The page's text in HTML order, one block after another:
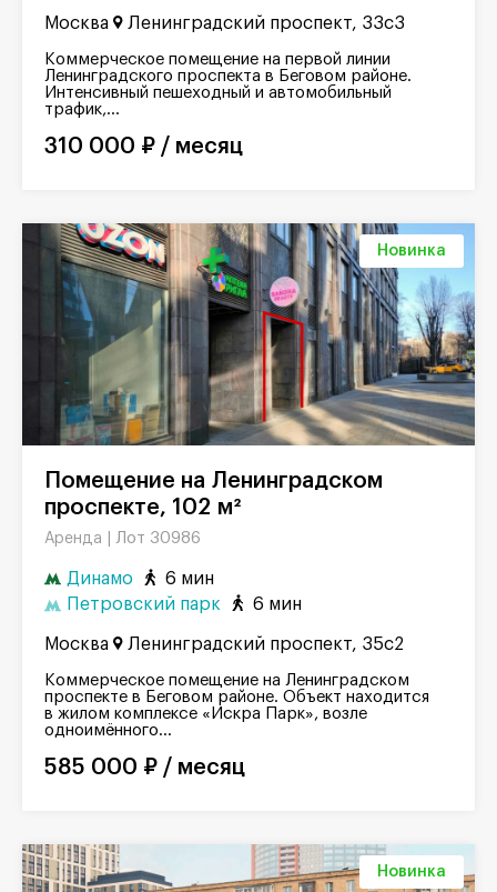
Москва Ленинградский проспект, 33с3
Коммерческое помещение на первой линии
Ленинградского проспекта в Беговом районе.
Интенсивный пешеходный и автомобильный
трафик,...
310 000 ₽ / месяц
Новинка
проспекте, 102 м²
Аренда | Лот 30986
Динамо
6 мин
Петровский парк
6 мин
Москва Ленинградский проспект, 35с2
Коммерческое помещение на Ленинградском
проспекте в Беговом районе. Объект находится
в жилом комплексе «Искра Парк», возле
одноимённого...
585 000 ₽ / месяц
Новинка